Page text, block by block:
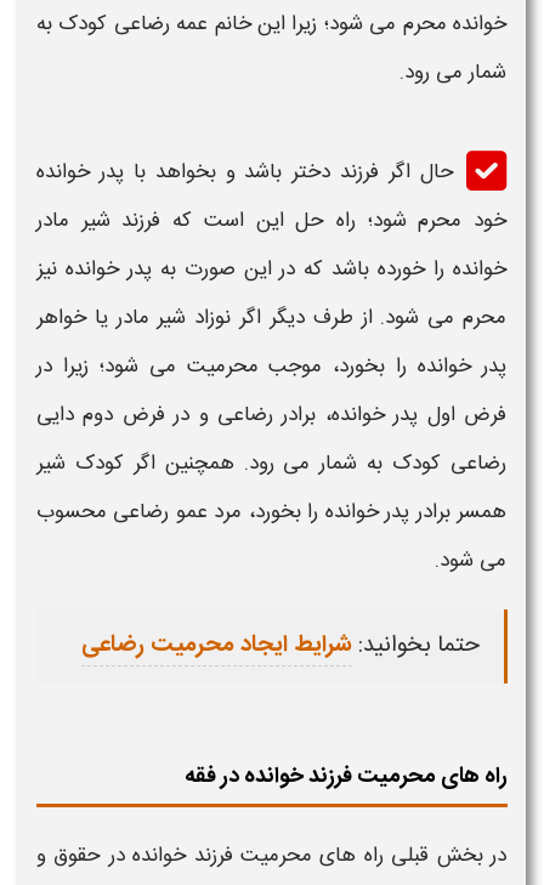
خوانده محرم می شود؛ زیرا این خانم عمه رضاعی کودک به
شمار می رود.
حال اگر فرزند دختر باشد و بخواهد باپدر خوانده
خود محرم شود؛ راه حل این است که فرزند شیر مادر
خوانده را خورده باشد که در این صورت بهپدر خوانده نیز
محرم می شود. از طرف دیگر اگر نوزاد شیر مادر یا خواهر
پدر خوانده را بخورد، موجب محرمیت می شود؛ زیرا در
فرض اول پدر خوانده، برادر رضاعی و در فرض دوم دایی
رضاعی کودک به شمار می رود. همچنین اگر کودک شیر
همسر برادرپدر خوانده را بخورد، مرد عمو رضاعی محسوب
می شود.
حتما بخوانید:شرایط ایجاد محرمیت رضاعی
راه های محرمیت فرزند خوانده در فقه
در بخش قبلی راه های محرمیت فرزند خوانده در حقوق و